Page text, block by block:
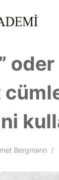
oder
Bergmann